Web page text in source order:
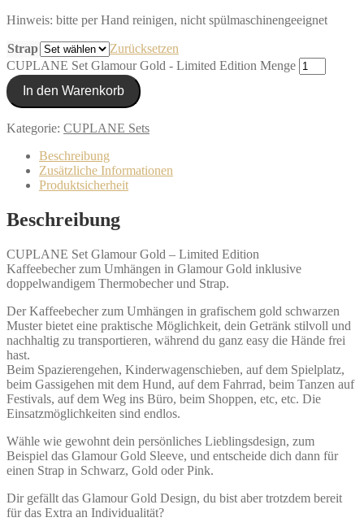
Hinweis: bitte per Hand reinigen, nicht spülmaschinengeeignet
Strap
Zurücksetzen
CUPLANE Set Glamour Gold - Limited Edition Menge
In den Warenkorb
Kategorie: CUPLANE Sets
Beschreibung
Zusätzliche Informationen
Produktsicherheit
Beschreibung
CUPLANE Set Glamour Gold – Limited Edition
Kaffeebecher zum Umhängen in Glamour Gold inklusive
doppelwandigem Thermobecher und Strap.
Der Kaffeebecher zum Umhängen in grafischem gold schwarzen
Muster bietet eine praktische Möglichkeit, dein Getränk stilvoll und
nachhaltig zu transportieren, während du ganz easy die Hände frei
hast.
Beim Spazierengehen, Kinderwagenschieben, auf dem Spielplatz,
beim Gassigehen mit dem Hund, auf dem Fahrrad, beim Tanzen auf
Festivals, auf dem Weg ins Büro, beim Shoppen, etc, etc. Die
Einsatzmöglichkeiten sind endlos.
Wähle wie gewohnt dein persönliches Lieblingsdesign, zum
Beispiel das Glamour Gold Sleeve, und entscheide dich dann für
einen Strap in Schwarz, Gold oder Pink.
Dir gefällt das Glamour Gold Design, du bist aber trotzdem bereit
für das Extra an Individualität?